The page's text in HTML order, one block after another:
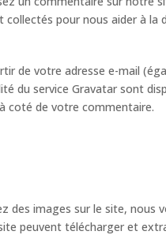
pour nous aider à la
de votre adresse e-mail
du service Gravatar sont
coté de votre commentaire.
des images sur le site, nous
peuvent télécharger et